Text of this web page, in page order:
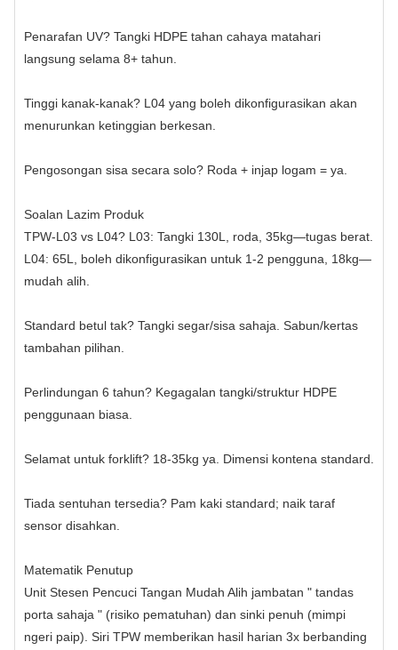
Penarafan UV? Tangki HDPE tahan cahaya matahari
langsung selama 8+ tahun.
Tinggi kanak-kanak? L04 yang boleh dikonfigurasikan akan
menurunkan ketinggian berkesan.
Pengosongan sisa secara solo? Roda + injap logam = ya.
Soalan Lazim Produk
TPW‑L03 vs L04? L03: Tangki 130L, roda, 35kg—tugas berat.
L04: 65L, boleh dikonfigurasikan untuk 1-2 pengguna, 18kg—
mudah alih.
Standard betul tak? Tangki segar/sisa sahaja. Sabun/kertas
tambahan pilihan.
Perlindungan 6 tahun? Kegagalan tangki/struktur HDPE
penggunaan biasa.
Selamat untuk forklift? 18-35kg ya. Dimensi kontena standard.
Tiada sentuhan tersedia? Pam kaki standard; naik taraf
sensor disahkan.
Matematik Penutup
Unit Stesen Pencuci Tangan Mudah Alih jambatan " tandas
porta sahaja " (risiko pematuhan) dan sinki penuh (mimpi
ngeri paip). Siri TPW memberikan hasil harian 3x berbanding